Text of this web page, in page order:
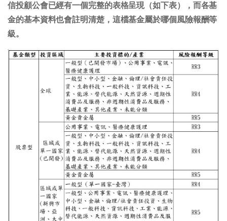
信投顧公會已經有一個完整的表格呈現（如下表），而各基
金的基本資料也會註明清楚，這檔基金屬於哪個風險報酬等
級。